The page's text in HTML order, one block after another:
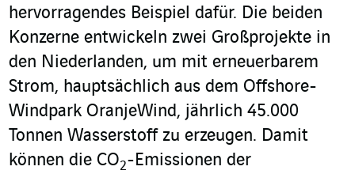
hervorragendes Beispiel dafür. Die beiden
Konzerne entwickeln zwei Großprojekte in
den Niederlanden, um mit erneuerbarem
Strom, hauptsächlich aus dem Offshore-
Windpark OranjeWind, jährlich 45.000
Tonnen Wasserstoff zu erzeugen. Damit
können die CO2-Emissionen der